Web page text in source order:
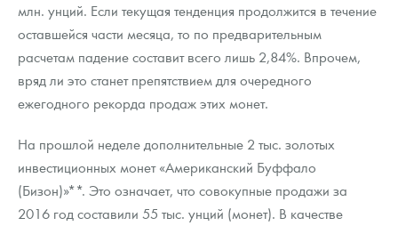
Монеты и жетоны из недрагоценных металлов
млн. унций. Если текущая тенденция продолжится в течение
оставшейся части месяца, то по предварительным
расчетам падение составит всего лишь 2,84%. Впрочем,
вряд ли это станет препятствием для очередного
ежегодного рекорда продаж этих монет.
На прошлой неделе дополнительные 2 тыс. золотых
инвестиционных монет «Американский Буффало
(Бизон)»**. Это означает, что совокупные продажи за
2016 год составили 55 тыс. унций (монет). В качестве